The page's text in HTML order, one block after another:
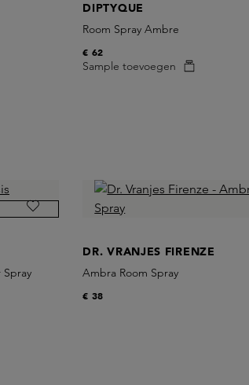
DIPTYQUE
Room Spray Ambre
Sample toevoegen
€ 62
Spray
DR. VRANJES FIRENZE
Ambra Room Spray
€ 38